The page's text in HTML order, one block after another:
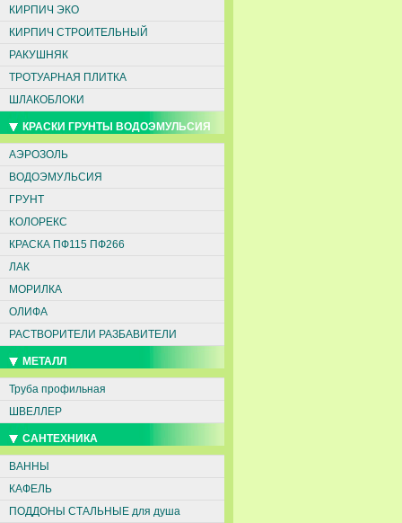
КИРПИЧ ЭКО
КИРПИЧ СТРОИТЕЛЬНЫЙ
РАКУШНЯК
ТРОТУАРНАЯ ПЛИТКА
ШЛАКОБЛОКИ
КРАСКИ ГРУНТЫ ВОДОЭМУЛЬСИЯ
АЭРОЗОЛЬ
ВОДОЭМУЛЬСИЯ
ГРУНТ
КОЛОРЕКС
КРАСКА ПФ115 ПФ266
ЛАК
МОРИЛКА
ОЛИФА
РАСТВОРИТЕЛИ РАЗБАВИТЕЛИ
МЕТАЛЛ
Труба профильная
ШВЕЛЛЕР
САНТЕХНИКА
ВАННЫ
КАФЕЛЬ
ПОДДОНЫ СТАЛЬНЫЕ для душа